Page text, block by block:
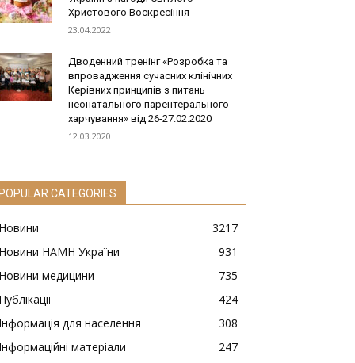
Христового Воскресіння
23.04.2022
Дводенний тренінг «Розробка та
впровадження сучасних клінічних
Керівних принципів з питань
неонатального парентерального
харчування» від 26-27.02.2020
12.03.2020
POPULAR CATEGORIES
Новини
3217
Новини НАМН України
931
Новини медицини
735
Публікації
424
Інформація для населення
308
Інформаційні матеріали
247